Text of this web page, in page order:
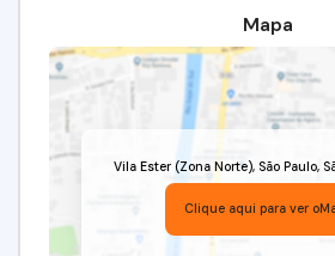
Mapa
Vila Ester (Zona Norte), São Paulo,
Clique aqui para ver o